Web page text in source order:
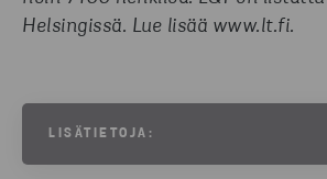
Helsingissä. Lue lisää www.lt.fi.
LISÄTIETOJA: